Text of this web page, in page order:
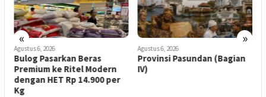
« »
Agustus 6, 2026
Bulog Pasarkan Beras
Premium ke Ritel Modern
dengan HET Rp 14.900 per
Kg
Agustus 6, 2026
Provinsi Pasundan (Bagian
IV)